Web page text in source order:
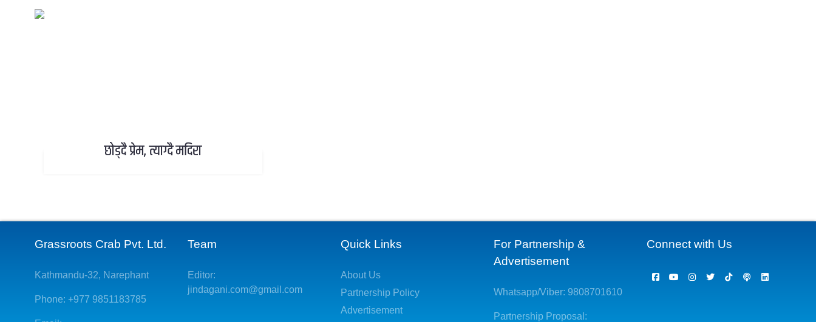
छोड्दै प्रेम, त्याग्दै मदिरा
Grassroots Crab Pvt. Ltd.
Kathmandu-32, Narephant
Phone: +977 9851183785
Team
Editor:
jindagani.com@gmail.com
Quick Links
About Us
Partnership Policy
Advertisement
For Partnership &
Advertisement
Whatsapp/Viber: 9808701610
Partnership Proposal:
Connect with Us